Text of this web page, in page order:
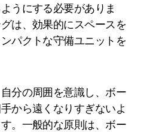
うにする必要がありま
は、効果的にスペースを
パクトな守備ユニットを
分の周囲を意識し、ボー
から遠くなりすぎないよ
。一般的な原則は、ボー